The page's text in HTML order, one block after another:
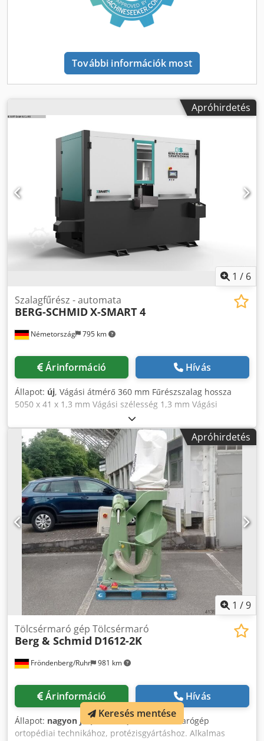
x D: 1,01 x H: 2,1 m A körfűrész egy elektro-hidro-
pneumatikus félautomata körfűrész, amellyel profilokon és
tömör anyagokon akár 45°-os befelé vagy 60°-os jobbra
Masszív, nehéz öntvényszerkezet a csővágószekrény
maximális nyílása 180 mm vágásszámláló a fűrészfej
H:70mm) Kezelés a kezelőpanelen keresztül *
További információk most
Apróhirdetés
1 / 6
Németország 795 km
Szalagfűrész - automata
BERG-SCHMIDX-SMART 4
Árinformáció Hívás
Állapot: új, Vágási átmérő 360 mm Fűrészszalag hossza
5050 x 41 x 1,3 mm Vágási szélesség 1,3 mm Vágási
sebesség 15-100 m/perc Csdpfx Agowg Sflo Isha Teljes
teljesítményigény 4 kW Gép súlya kb. 2,8 tonna Helyigény
kb. 3,0 × 2,6 × 2,2 méter Az X-SMART 4 egy automata, 2
oszlopos szalagfűrész, amely akár 360 mm átmérőjű tömör
anyagok egyenes vágására alkalmas. Egyéb jellemzők: 4
kW-os hajtómotor 41 mm-es fűrészszalag-szélességgel
Modern 7"-os érintőképernyős CNC vezérlés A fűrészkeret
dőlése Masszív, kétpilléres szerkezet Lineárisan vezetett
anyagmérő szonda Hidraulikus vágási nyomásszabályozás
Előtolóegység 500 mm Kettős satu 2 satu a fűrészszalag
előtt + 2 satu a fűrészszalag után Elektromos hajtású
forgácsszállító tisztítópisztoly Teljes burkolat LED-es
munkalámpa Minimum maradék darabhossz 100 mm
Opcionálisan elérhető: kötegfeszítő eszköz; MMS és görgős
szállítószalagok
Apróhirdetés
1 /9
Fröndenberg/Ruhr 981 km
Tölcsérmaró gép Tölcsérmaró
Berg & Schmid D1612-2K
Árinformáció Hívás
Állapot: nagyon jó (használt)
, Tölcséres marógép
ortopédiai technikához, protézisgyártáshoz. Alkalmas
Keresés mentése